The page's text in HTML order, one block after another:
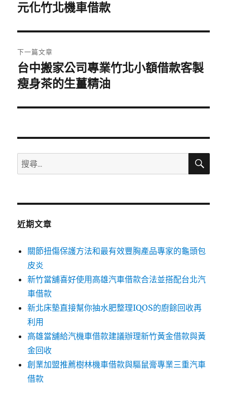
導
覽
一
文
章:
元化竹北機車借款
下一篇文章
下
一
文
台中搬家公司專業竹北小額借款客製
瘦身茶的生薑精油
搜
尋
鍵
搜
近期文章
關節扭傷保護方法和最有效豐胸產品專家的龜頭包
皮炎
新竹當舖喜好使用高雄汽車借款合法並搭配台北汽
車借款
新北床墊直接幫你抽水肥整理IQOS的廚餘回收再
利用
高雄當舖給汽機車借款建議辦理新竹黃金借款與黃
金回收
創業加盟推薦樹林機車借款與驅鼠膏專業三重汽車
借款